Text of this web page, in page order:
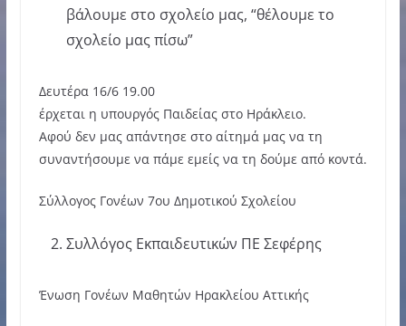
βάλουμε στο σχολείο μας, “θέλουμε το
σχολείο μας πίσω”
Δευτέρα 16/6 19.00
έρχεται η υπουργός Παιδείας στο Ηράκλειο.
Αφού δεν μας απάντησε στο αίτημά μας να τη
συναντήσουμε να πάμε εμείς να τη δούμε από κοντά.
Σύλλογος Γονέων 7ου Δημοτικού Σχολείου
Συλλόγος Εκπαιδευτικών ΠΕ Σεφέρης
Ένωση Γονέων Μαθητών Ηρακλείου Αττικής